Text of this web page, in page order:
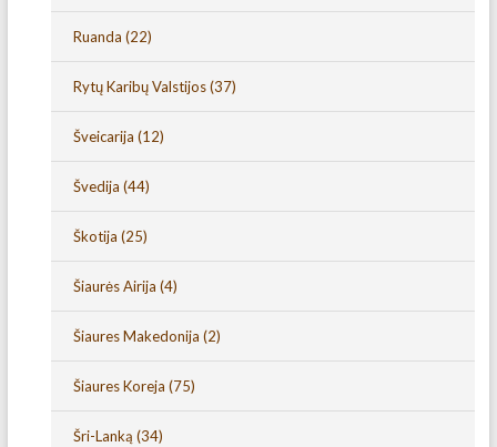
Ruanda (22)
Rytų Karibų Valstijos(37)
Šveicarija (12)
Švedija (44)
Škotija (25)
Šiaurės Airija (4)
Šiaures Makedonija (2)
Šiaures Koreja (75)
Šri-Lanką (34)